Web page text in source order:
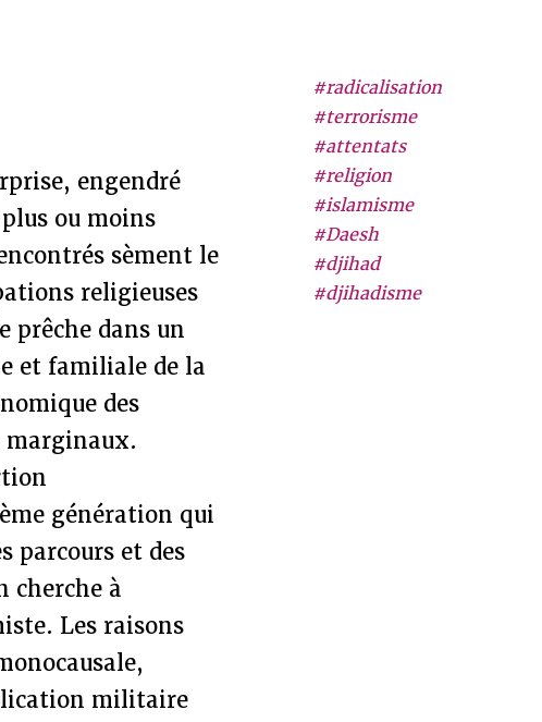
#radicalisation
#terrorisme
#attentats
#religion
#islamisme
#Daesh
#djihad
#djihadisme
engendré
ou moins
sèment le
religieuses
prêche dans un
et familiale de la
des
marginaux.
génération qui
parcours et des
cherche à
Les raisons
militaire